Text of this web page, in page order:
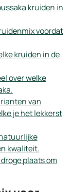
kruiden in
voordat
kruiden in de
over welke
van
je het lekkerst
kwaliteit.
plaats om